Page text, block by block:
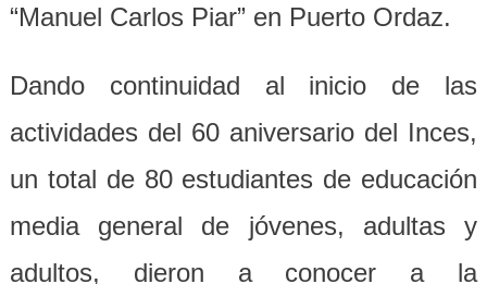
“Manuel Carlos Piar” en Puerto Ordaz.
Dando continuidad al inicio de las
actividades del 60 aniversario del Inces,
un total de 80 estudiantes de educación
media general de jóvenes, adultas y
adultos, dieron a conocer a la